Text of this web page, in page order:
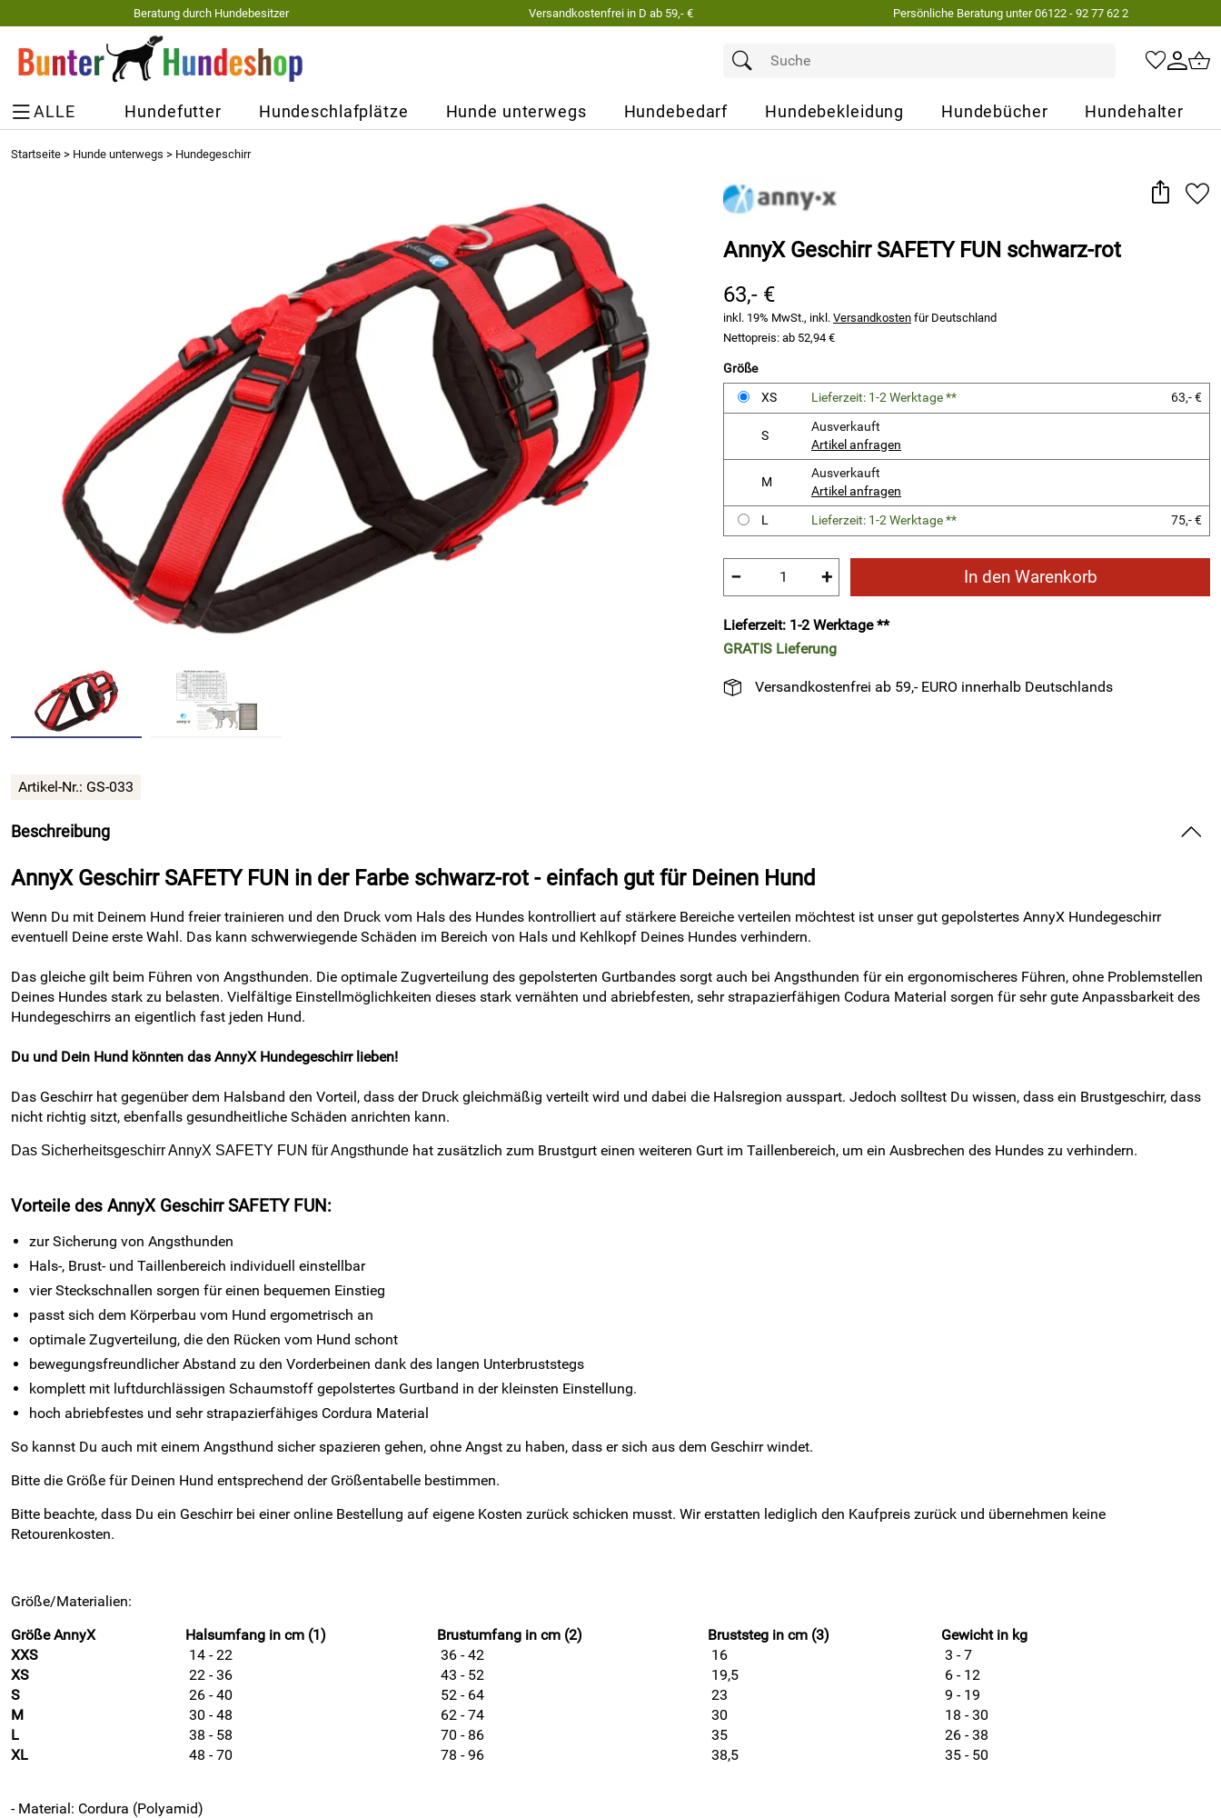
Beratung durch Hundebesitzer Versandkostenfrei in D ab 59,- € Persönliche Beratung unter 06122 - 92 77 62 2
ALLE Hundefutter Hundeschlafplätze Hunde unterwegs Hundebedarf Hundebekleidung Hundebücher Hundehalter
Startseite > Hunde unterwegs > Hundegeschirr
AnnyX Geschirr SAFETY FUN schwarz-rot
63,- €
inkl. 19% MwSt., inkl. Versandkosten für Deutschland
Nettopreis: ab 52,94 €
Größe
XS
Lieferzeit: 1-2 Werktage ** 63,- €
S
Ausverkauft
Artikel anfragen
M
Ausverkauft
Artikel anfragen
L
Lieferzeit: 1-2 Werktage ** 75,- €
− + In den Warenkorb
Lieferzeit: 1-2 Werktage **
GRATIS Lieferung
Versandkostenfrei ab 59,- EURO innerhalb Deutschlands
Artikel-Nr.: GS-033
Beschreibung
AnnyX Geschirr SAFETY FUN in der Farbe schwarz-rot - einfach gut für Deinen Hund
Wenn Du mit Deinem Hund freier trainieren und den Druck vom Hals des Hundes kontrolliert auf stärkere Bereiche verteilen möchtest ist unser gut gepolstertes AnnyX Hundegeschirr
eventuell Deine erste Wahl. Das kann schwerwiegende Schäden im Bereich von Hals und Kehlkopf Deines Hundes verhindern.
Das gleiche gilt beim Führen von Angsthunden. Die optimale Zugverteilung des gepolsterten Gurtbandes sorgt auch bei Angsthunden für ein ergonomischeres Führen, ohne Problemstellen
Deines Hundes stark zu belasten. Vielfältige Einstellmöglichkeiten dieses stark vernähten und abriebfesten, sehr strapazierfähigen Codura Material sorgen für sehr gute Anpassbarkeit des
Hundegeschirrs an eigentlich fast jeden Hund.
Du und Dein Hund könnten das AnnyX Hundegeschirr lieben!
Das Geschirr hat gegenüber dem Halsband den Vorteil, dass der Druck gleichmäßig verteilt wird und dabei die Halsregion ausspart. Jedoch solltest Du wissen, dass ein Brustgeschirr, dass
nicht richtig sitzt, ebenfalls gesundheitliche Schäden anrichten kann.
Das Sicherheitsgeschirr AnnyX SAFETY FUN für Angsthunde hat zusätzlich zum Brustgurt einen weiteren Gurt im Taillenbereich, um ein Ausbrechen des Hundes zu verhindern.
Vorteile des AnnyX Geschirr SAFETY FUN:
zur Sicherung von Angsthunden
Hals-, Brust- und Taillenbereich individuell einstellbar
vier Steckschnallen sorgen für einen bequemen Einstieg
passt sich dem Körperbau vom Hund ergometrisch an
optimale Zugverteilung, die den Rücken vom Hund schont
bewegungsfreundlicher Abstand zu den Vorderbeinen dank des langen Unterbruststegs
komplett mit luftdurchlässigen Schaumstoff gepolstertes Gurtband in der kleinsten Einstellung.
hoch abriebfestes und sehr strapazierfähiges Cordura Material
So kannst Du auch mit einem Angsthund sicher spazieren gehen, ohne Angst zu haben, dass er sich aus dem Geschirr windet.
Bitte die Größe für Deinen Hund entsprechend der Größentabelle bestimmen.
Bitte beachte, dass Du ein Geschirr bei einer online Bestellung auf eigene Kosten zurück schicken musst. Wir erstatten lediglich den Kaufpreis zurück und übernehmen keine
Retourenkosten.
Größe/Materialien:
Größe AnnyX
Halsumfang in cm (1) Brustumfang in cm (2) Bruststeg in cm (3)
Gewicht in kg
XXS
14 - 22 36 - 42 16
3 - 7
XS
22 - 36 43 - 52 19,5
6 - 12
S
26 - 40 52 - 64 23
9 - 19
M
30 - 48 62 - 74 30
18 - 30
L
38 - 58 70 - 86 35
26 - 38
XL
48 - 70 78 - 96 38,5 35 - 50
- Material: Cordura (Polyamid)